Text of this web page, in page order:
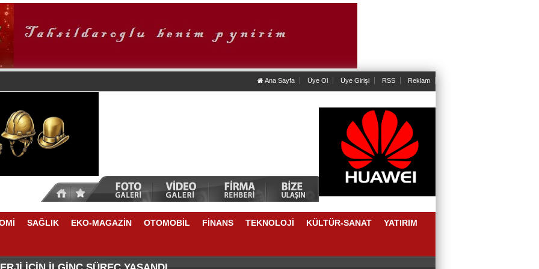
Ana Sayfa Üye Ol Üye Girişi RSS Reklam
SAĞLIK EKO-MAGAZİN OTOMOBİL FİNANS TEKNOLOJİ KÜLTÜR-SANAT YATIRIM
NELER VAR
YÜKSELME VAR